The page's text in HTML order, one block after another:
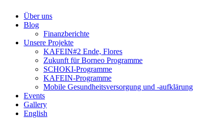
Über uns
Blog
Finanzberichte
Unsere Projekte
KAFEIN#2 Ende, Flores
Zukunft für Borneo Programme
SCHOKI-Programme
KAFEIN-Programme
Mobile Gesundheitsversorgung und -aufklärung
Events
Gallery
English